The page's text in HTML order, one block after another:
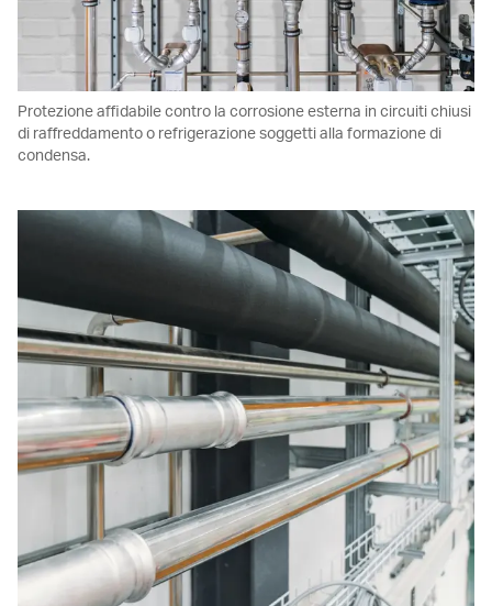
Protezione affidabile contro la corrosione esterna in circuiti chiusi
di raffreddamento o refrigerazione soggetti alla formazione di
condensa.